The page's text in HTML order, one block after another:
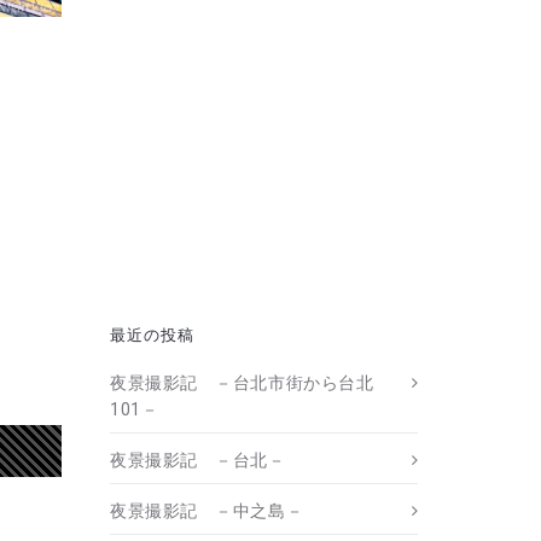
最近の投稿
夜景撮影記 －台北市街から台北
101－
夜景撮影記 －台北－
夜景撮影記 －中之島－